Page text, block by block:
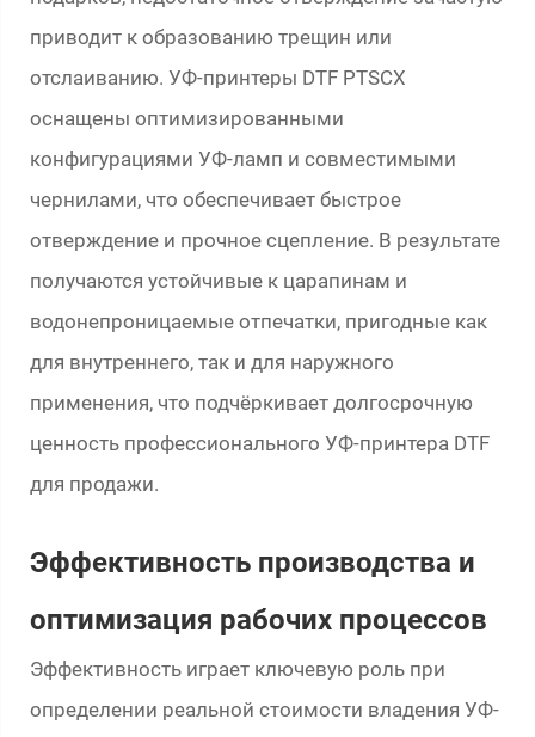
приводит к образованию трещин или
отслаиванию. УФ-принтеры DTF PTSCX
оснащены оптимизированными
конфигурациями УФ-ламп и совместимыми
чернилами, что обеспечивает быстрое
отверждение и прочное сцепление. В результате
получаются устойчивые к царапинам и
водонепроницаемые отпечатки, пригодные как
для внутреннего, так и для наружного
применения, что подчёркивает долгосрочную
ценность профессионального УФ-принтера DTF
для продажи.
Эффективность производства и
оптимизация рабочих процессов
Эффективность играет ключевую роль при
определении реальной стоимости владения УФ-